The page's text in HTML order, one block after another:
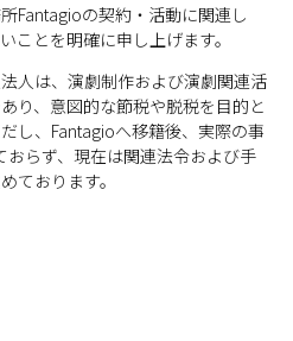
Fantagioの契約・活動に関連し
ことを明確に申し上げます。
人は、演劇制作および演劇関連活
り、意図的な節税や脱税を目的と
し、Fantagioへ移籍後、実際の事
おらず、現在は関連法令および手
ております。